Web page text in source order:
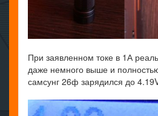
При заявленном токе в 1А
даже немного выше и
самсунг 26ф зарядился до